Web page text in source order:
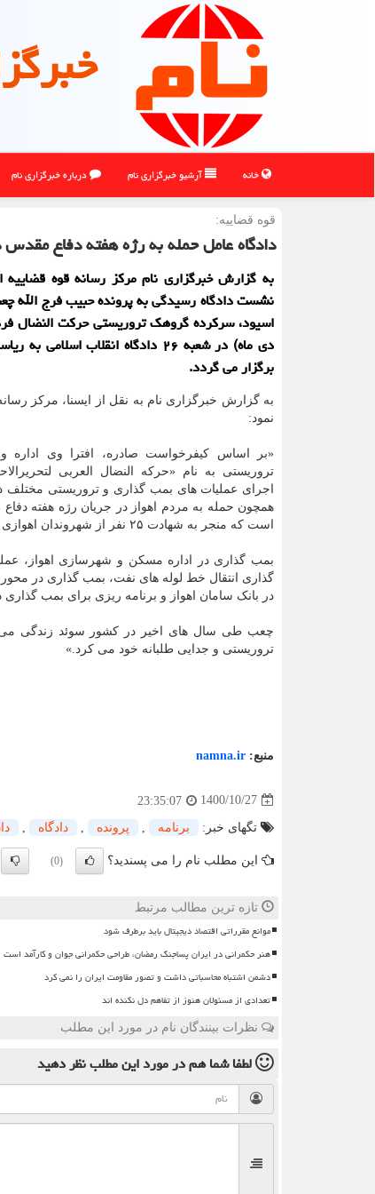
خانه آرشیو خبرگزاری نام درباره خبرگزاری نام
قوه قضاییه:
دادگاه عامل حمله به رژه هفته دفاع مقدس
به گزارش خبرگزاری نام مرکز رسانه قوه قضاییه
نشست دادگاه رسیدگی به پرونده حبیب فرج الله
دی ماه) در شعبه ۲۶ دادگاه انقلاب
برگزار می گردد.
به گزارش خبرگزاری نام به نقل از ایسنا، مرکز
نمود:
«بر اساس کیفرخواست صادره، افترا وی اداره
تروریستی به نام «حرکه النضال العربی
اجرای عملیات های بمب گذاری و تروریستی مختلف
است که منجر به شهادت ۲۵ نفر از شهروندان اهوازی شد.
بمب گذاری در اداره مسکن و شهرسازی اهواز،
گذاری انتقال خط لوله های نفت، بمب گذاری در محور
در بانک سامان اهواز و برنامه ریزی برای بمب گذاری
چعب طی سال های اخیر در کشور سوئد زندگی می
تروریستی و جدایی طلبانه خود می کرد.»
منبع: namna.ir
1400/10/27
23:35:07
تگهای خبر: برنامه پرونده دادگاه
این مطلب نام را می پسندید؟ (0)
تازه ترین مطالب مرتبط
موانع مقرراتی اقتصاد دیجیتال باید برطرف شود
هنر حکمرانی در ایران پساجنگ رمضان، طراحی حکمرانی جوان و کارآمد است
دشمن اشتباه محاسباتی داشت و تصور مقاومت ایران را نمی کرد
تعدادی از مسئولان هنوز از تفاهم دل نکنده اند
نظرات بینندگان نام در مورد این مطلب
لطفا شما همدر مورد این مطلبنظر دهید